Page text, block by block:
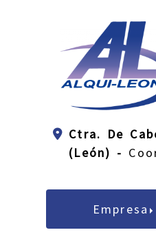
Ctra. De
(León) -
Empresa